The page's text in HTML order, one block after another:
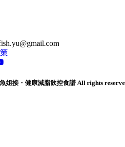
姐接・健康減脂飲控食譜 All rights